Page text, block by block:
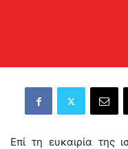
Επί τη ευκαιρία της